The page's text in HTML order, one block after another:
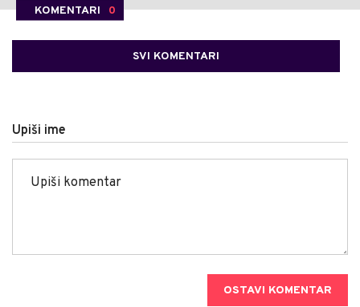
KOMENTARI 0
SVI KOMENTARI
Upiši ime
OSTAVI KOMENTAR